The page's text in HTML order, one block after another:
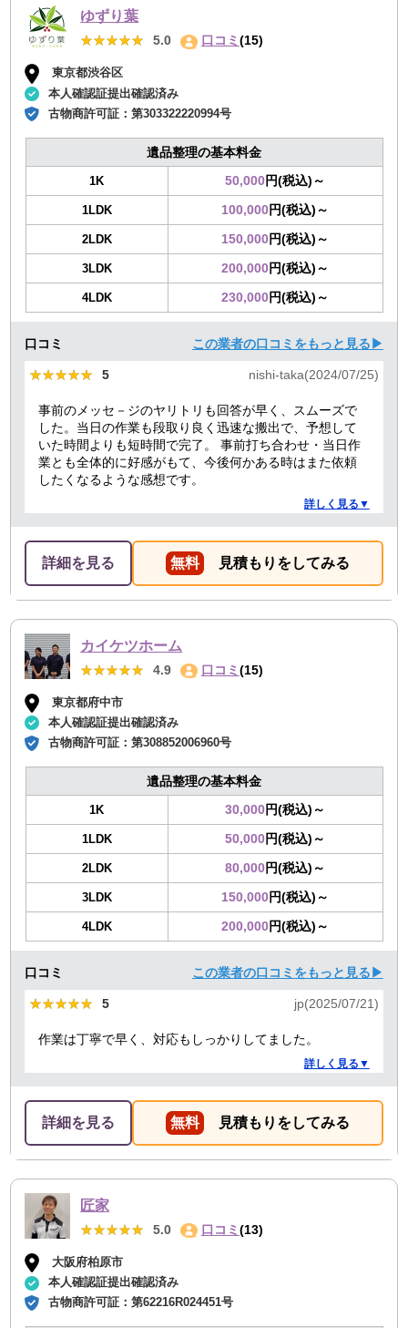
ゆずり葉
★★★★★
★★★★★ 5.0 口コミ(15)
東京都渋谷区
本人確認証提出確認済み
古物商許可証：第303322220994号
遺品整理の基本料金
1K 50,000円(税込)～
1LDK 100,000円(税込)～
2LDK 150,000円(税込)～
3LDK 200,000円(税込)～
4LDK 230,000円(税込)～
口コミ この業者の口コミをもっと見る▶
★★★★★
★★★★★ 5 nishi-taka(2024/07/25)
事前のメッセ－ジのヤリトリも回答が早く、スムーズで
した。当日の作業も段取り良く迅速な搬出で、予想して
いた時間よりも短時間で完了。 事前打ち合わせ・当日作
業とも全体的に好感がもて、今後何かある時はまた依頼
したくなるような感想です。
詳しく見る▼
詳細を見る 無料 見積もりをしてみる
カイケツホーム
★★★★★
★★★★★ 4.9 口コミ (15)
東京都府中市
本人確認証提出確認済み
古物商許可証：第308852006960号
遺品整理の基本料金
1K 30,000円(税込)～
1LDK 50,000円(税込)～
2LDK 80,000円(税込)～
3LDK 150,000円(税込)～
4LDK 200,000円(税込)～
口コミ この業者の口コミをもっと見る▶
★★★★★
★★★★★ 5 jp(2025/07/21)
作業は丁寧で早く、対応もしっかりしてました。
詳しく見る▼
詳細を見る 無料 見積もりをしてみる
匠家
★★★★★
★★★★★ 5.0 口コミ (13)
大阪府柏原市
本人確認証提出確認済み
古物商許可証：第62216R024451号